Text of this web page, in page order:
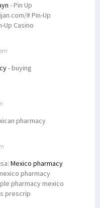
- Pin Up
# Pin-Up
Up Casino
- buying
pharmacy
Mexico pharmacy
pharmacy
pharmacy mexico
prescrip